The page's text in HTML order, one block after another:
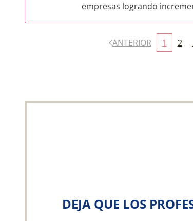
empresas logrando
ANTERIOR 1 2
DEJA QUE LOS